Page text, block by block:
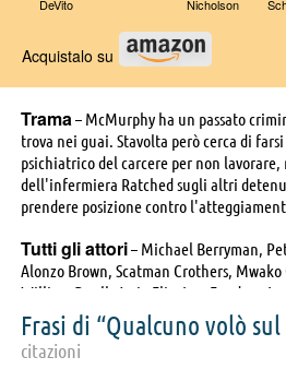
DeVito Nicholson
Acquistalo su
Trama– McMurphy ha un passato
trova nei guai. Stavolta però cerca di
psichiatrico del carcere per non lavorare,
dell'infermiera Ratched sugli altri
prendere posizione contro
Tutti gli attori– Michael Berryman,
Alonzo Brown, Scatman Crothers,
William Duell, Josip Elic, Lan Fendors,
George, Ken Kenny, Mel Lambert, Sydney
Christopher Lloyd, Dwight Marfield, Ted
Jack Nicholson, William Redfield, Philip
Frasi di “Qualcuno volò
citazioni